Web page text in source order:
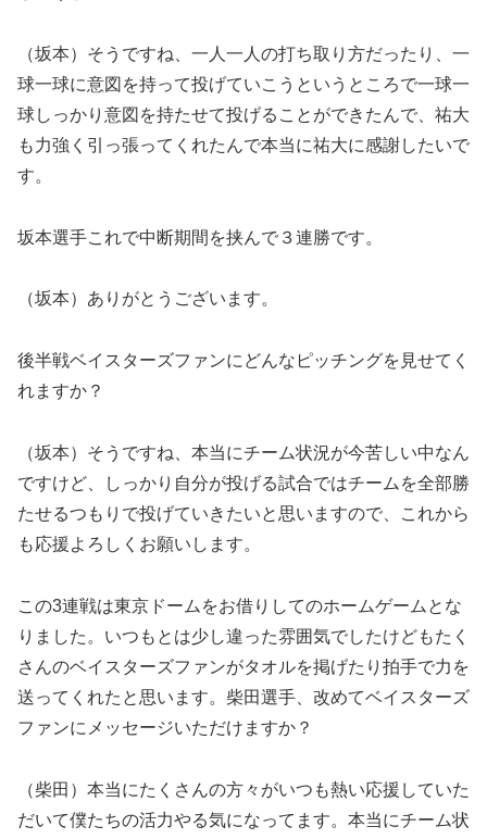
（坂本）そうですね、一人一人の打ち取り方だったり、一
球一球に意図を持って投げていこうというところで一球一
球しっかり意図を持たせて投げることができたんで、祐大
も力強く引っ張ってくれたんで本当に祐大に感謝したいで
す。
坂本選手これで中断期間を挟んで３連勝です。
（坂本）ありがとうございます。
後半戦ベイスターズファンにどんなピッチングを見せてく
れますか？
（坂本）そうですね、本当にチーム状況が今苦しい中なん
ですけど、しっかり自分が投げる試合ではチームを全部勝
たせるつもりで投げていきたいと思いますので、これから
も応援よろしくお願いします。
この3連戦は東京ドームをお借りしてのホームゲームとな
りました。いつもとは少し違った雰囲気でしたけどもたく
さんのベイスターズファンがタオルを掲げたり拍手で力を
送ってくれたと思います。柴田選手、改めてベイスターズ
ファンにメッセージいただけますか？
（柴田）本当にたくさんの方々がいつも熱い応援していた
だいて僕たちの活力やる気になってます。本当にチーム状